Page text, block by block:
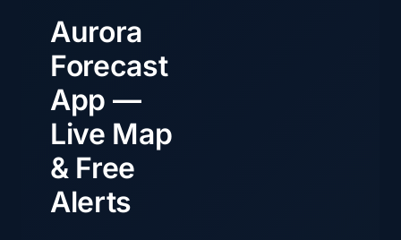
Aurora
Forecast
App —
Live Map
& Free
Alerts